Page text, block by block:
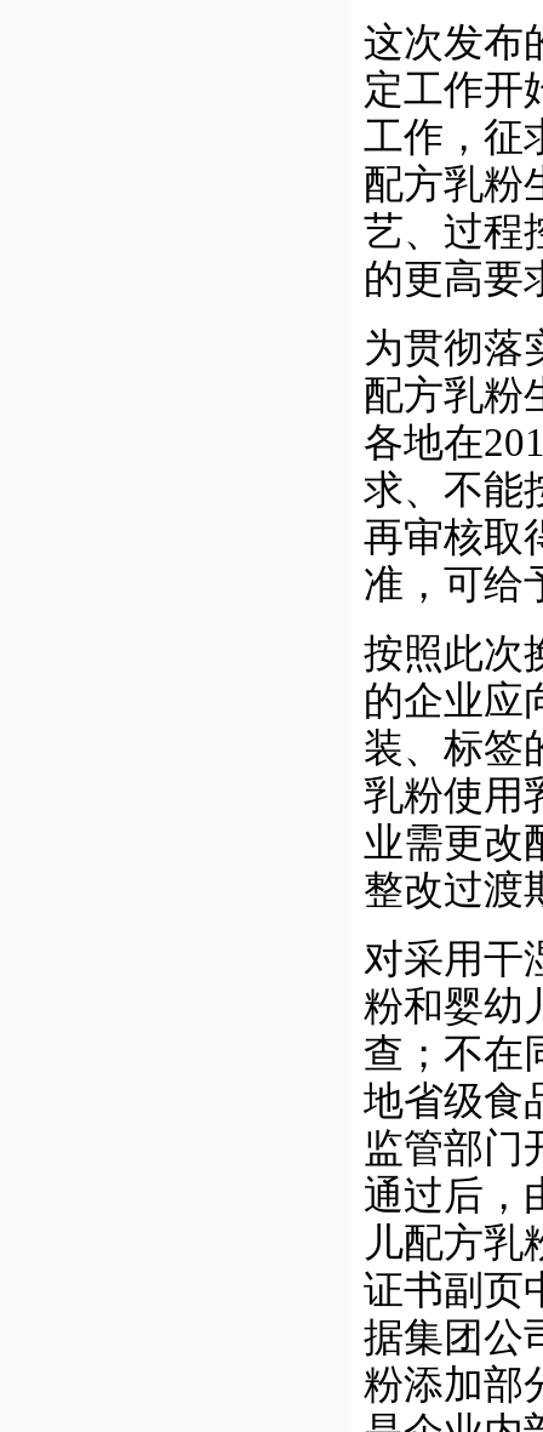
这次发布
定工作开
工作，征
配方乳粉
艺、过程
的更高要
为贯彻落
配方乳粉
各地在
求、不能
再审核取
准，可给
按照此次
的企业应
装、标签
乳粉使用
业需更改
整改过渡
对采用干
粉和婴幼
查；不在
地省级食
监管部门
通过后，
儿配方乳
证书副页
据集团公
粉添加部